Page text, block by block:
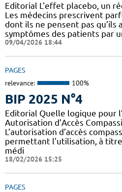
Editorial L’effet placebo, un
Les médecins prescrivent
dont ils ne pensent pas qu’ils
symptômes des patients par
09/04/2026 18:44
PAGES
relevance: 100%
BIP 2025 N°4
Editorial Quelle logique pour
Autorisation d’Accès
L’autorisation d’accès
permettant l’utilisation, à
médi
18/02/2026 15:25
PAGES